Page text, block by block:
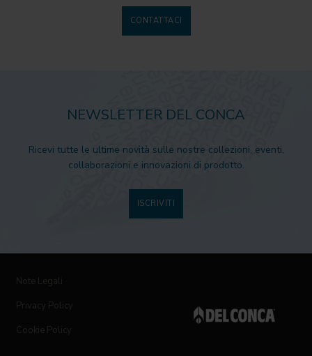
CONTATTACI
NEWSLETTER DEL CONCA
Ricevi tutte le ultime novità sulle nostre collezioni, eventi,
collaborazioni e innovazioni di prodotto.
ISCRIVITI
Note Legali
Privacy Policy
Cookie Policy